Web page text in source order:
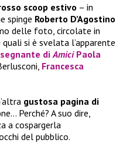
scoop estivo – in
spinge Roberto D’Agostino
delle foto, circolate in
si è svelata l’apparente
diAmici Paola
Francesca
gustosa pagina di
Perché? A suo dire,
a cospargerla
del pubblico.